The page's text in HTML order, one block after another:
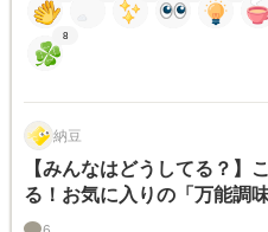
8
納豆
【みんなはどうしてる？】
る！お気に入りの「万能調